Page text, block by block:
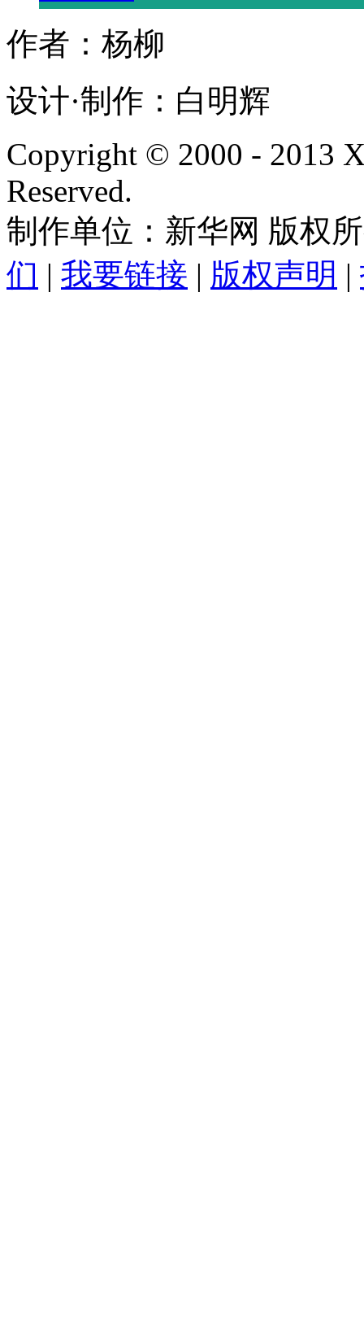
作者：杨柳
设计·制作：白明辉
Copyright © 2000 - 2013
Reserved.
制作单位：新华网 版权
们 | 我要链接 | 版权声明 |